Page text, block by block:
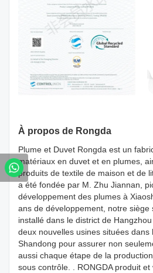
À propos de Rongda
Plume et Duvet Rongda est un
matériaux en duvet et en plumes,
produits de textile de maison et de
a été fondée par M. Zhu Jiannan,
développement des plumes à
ans de développement, notre siège
installé dans le district de
deux nouvelles usines situées dans
Shandong pour assurer non
aussi chaque étape de la
sous contrôle. . RONGDA produit